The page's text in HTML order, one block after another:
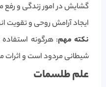
گشایش در امور زندگی و رفع
ایجاد آرامش روحی و تقویت
نکته مهم: هرگونه
شیطانی مردود است و اثرات
علم طلسمات